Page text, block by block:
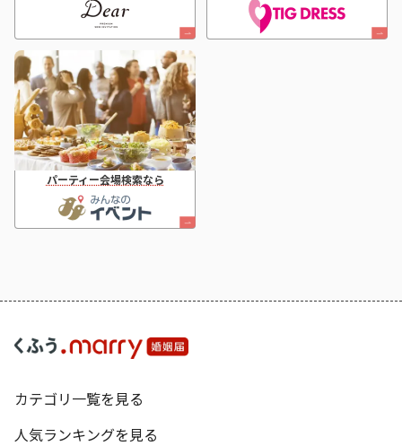
パーティー会場検索なら
カテゴリ一覧を見る
人気ランキングを見る